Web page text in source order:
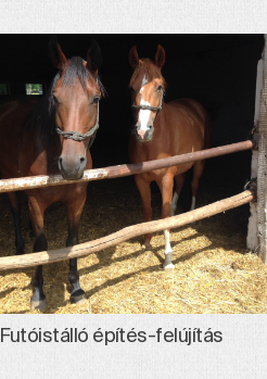
Futóistálló építés-felújítás